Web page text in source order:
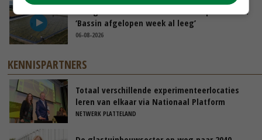
Droogte veroorzaakt steeds meer problemen:
‘Bassin afgelopen week al leeg’
06-08-2026
KENNISPARTNERS
Totaal verschillende experimenteerlocaties
leren van elkaar via Nationaal Platform
NETWERK PLATTELAND